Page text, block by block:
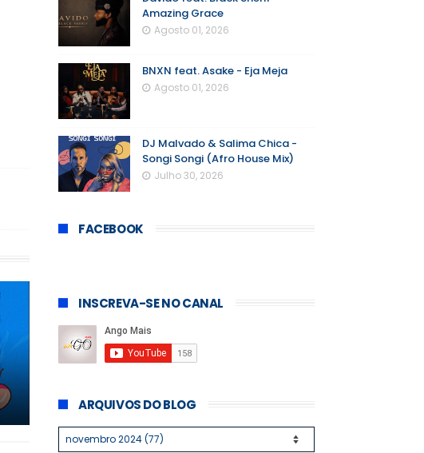
Amazing Grace
Agosto 01, 2026
BNXN feat. Asake - Eja Meja
Agosto 01, 2026
DJ Malvado & Salima Chica -
Songi Songi (Afro House Mix)
Julho 30, 2026
FACEBOOK
INSCREVA-SE NO CANAL
ARQUIVOS DO BLOG